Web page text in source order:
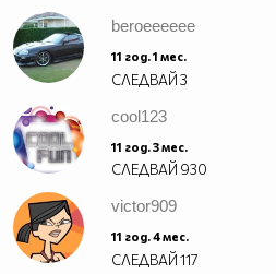
beroeeeeee
11 год. 1 мес.
СЛЕДВАЙ3
cool123
11 год. 3 мес.
СЛЕДВАЙ 930
victor909
11 год. 4 мес.
СЛЕДВАЙ117